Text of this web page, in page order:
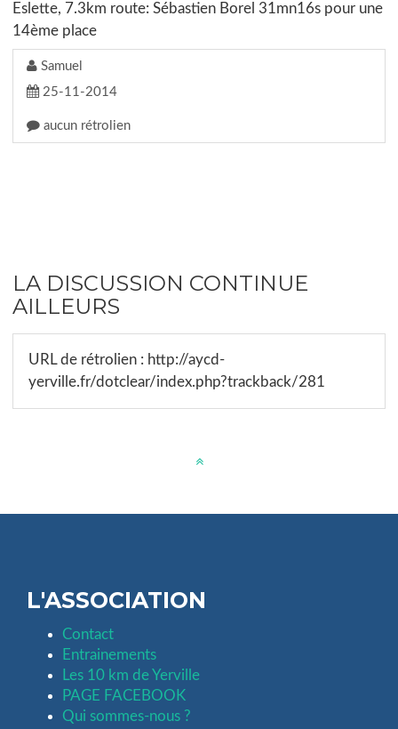
Eslette, 7.3km route: Sébastien Borel 31mn16s pour une
14ème place
Samuel
25-11-2014
aucun rétrolien
LA DISCUSSION CONTINUE
AILLEURS
URL de rétrolien : http://aycd-
yerville.fr/dotclear/index.php?trackback/281
L'ASSOCIATION
Contact
Entrainements
Les 10 km de Yerville
PAGE FACEBOOK
Qui sommes-nous ?